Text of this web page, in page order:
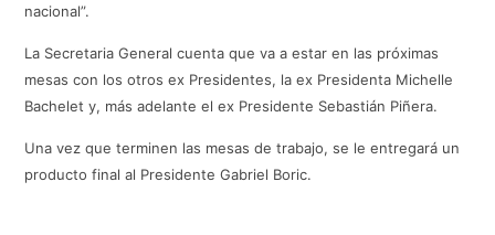
nacional”.
La Secretaria General cuenta que va a estar en las próximas
mesas con los otros ex Presidentes, la ex Presidenta Michelle
Bachelet y, más adelante el ex Presidente Sebastián Piñera.
Una vez que terminen las mesas de trabajo, se le entregará un
producto final al Presidente Gabriel Boric.